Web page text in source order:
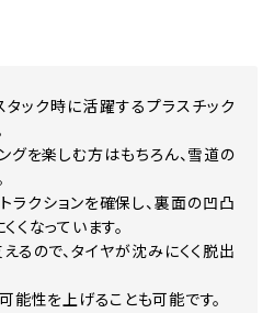
ック時に活躍するプラスチック
グを楽しむ方はもちろん、雪道の
ラクションを確保し、裏面の凹凸
くなっています。
るので、タイヤが沈みにくく脱出
能性を上げることも可能です。